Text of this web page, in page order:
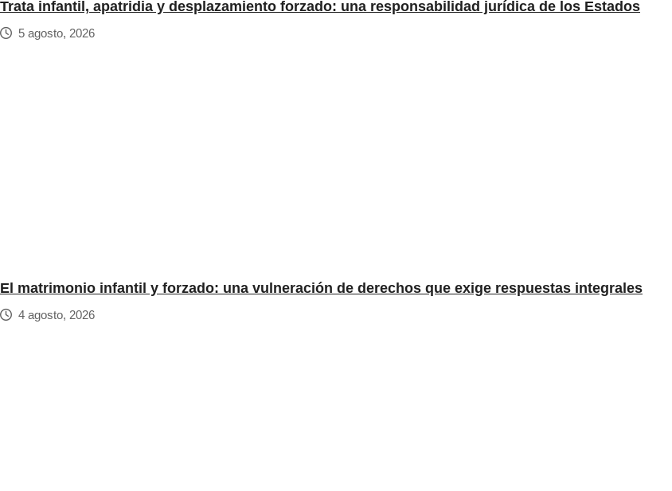
Trata infantil, apatridia y desplazamiento forzado: una responsabilidad jurídica de los Estados
5 agosto, 2026
El matrimonio infantil y forzado: una vulneración de derechos que exige respuestas integrales
4 agosto, 2026